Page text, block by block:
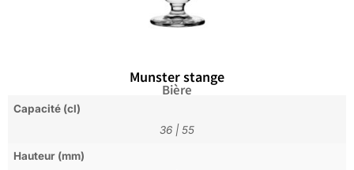
Munster stange
Bière
Capacité (cl)
36 | 55
Hauteur (mm)